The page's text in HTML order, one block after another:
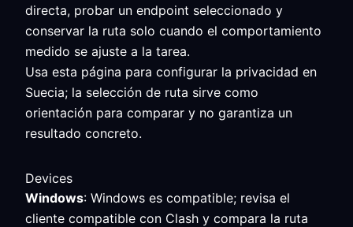
directa, probar un endpoint seleccionado y
conservar la ruta solo cuando el comportamiento
medido se ajuste a la tarea.
Usa esta página para configurar la privacidad en
Suecia; la selección de ruta sirve como
orientación para comparar y no garantiza un
resultado concreto.
Devices
Windows: Windows es compatible; revisa el
cliente compatible con Clash y compara la ruta